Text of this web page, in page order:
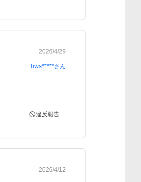
2026/4/29
hws*****さん
違反報告
2026/4/12